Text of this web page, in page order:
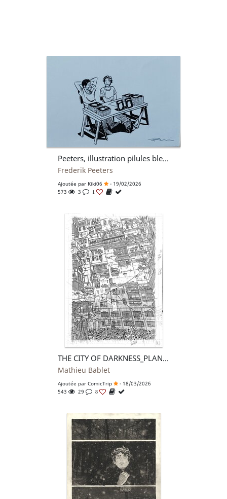
Peeters, illustration pilules bleues, 2014.
Frederik Peeters
Ajoutée par Kiki06
- 19/02/2026
573
3 1
THE CITY OF DARKNESS_PLANCHE 4
Mathieu Bablet
Ajoutée par ComicTrip
- 18/03/2026
543
29 8